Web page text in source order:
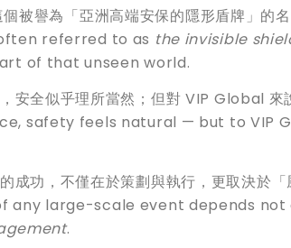
被譽為「亞洲高端安保的隱形盾牌」的名
referred to as the invisible
of that unseen world.
安全似乎理所當然；但對 VIP Global 來
safety feels natural — but to VIP
成功，不僅在於策劃與執行，更取決於「
any large-scale event depends
.